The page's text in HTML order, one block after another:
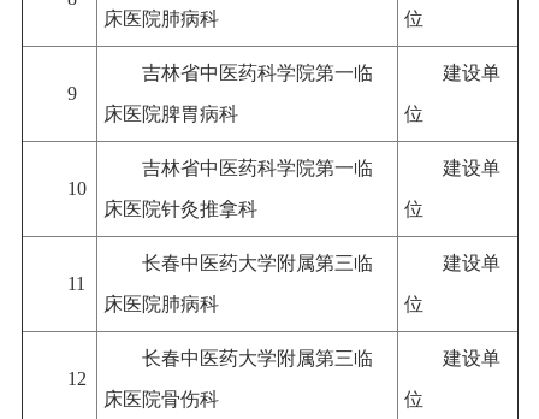
床医院肺病科
位
9
吉林省中医药科学院第一临
床医院脾胃病科
建设单
位
10
吉林省中医药科学院第一临
床医院针灸推拿科
建设单
位
11
长春中医药大学附属第三临
床医院肺病科
建设单
位
12
长春中医药大学附属第三临
床医院骨伤科
建设单
位